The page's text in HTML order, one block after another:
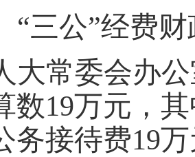
“三公”经费
大常委会办
数19万元，
务接待费19